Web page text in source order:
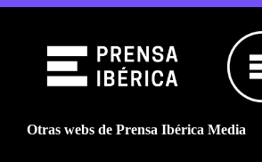
Otras webs de Prensa Ibérica Media